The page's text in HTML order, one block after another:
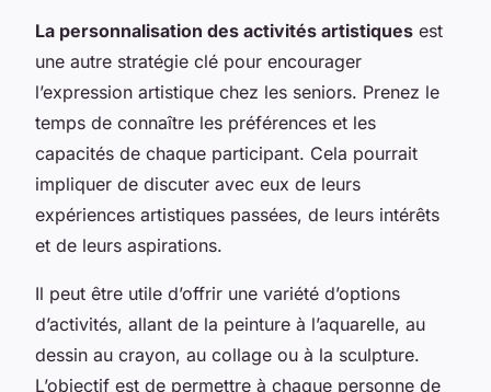
La personnalisation des activités artistiques est
une autre stratégie clé pour encourager
l’expression artistique chez les seniors. Prenez le
temps de connaître les préférences et les
capacités de chaque participant. Cela pourrait
impliquer de discuter avec eux de leurs
expériences artistiques passées, de leurs intérêts
et de leurs aspirations.
Il peut être utile d’offrir une variété d’options
d’activités, allant de la peinture à l’aquarelle, au
dessin au crayon, au collage ou à la sculpture.
L’objectif est de permettre à chaque personne de